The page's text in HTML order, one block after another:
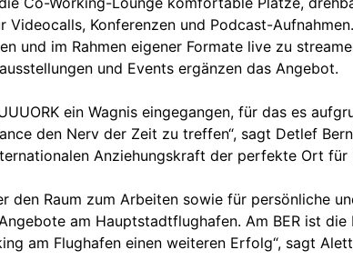
Konferenzen und Podcast-
und im Rahmen eigener Formate live zu
und Events ergänzen das Angebot.
ein Wagnis eingegangen, für das es
den Nerv der Zeit zu treffen“, sagt Detlef
Anziehungskraft der perfekte Ort für
den Raum zum Arbeiten sowie für persönliche
am Hauptstadtflughafen. Am BER ist
am Flughafen einen weiteren Erfolg“, sagt